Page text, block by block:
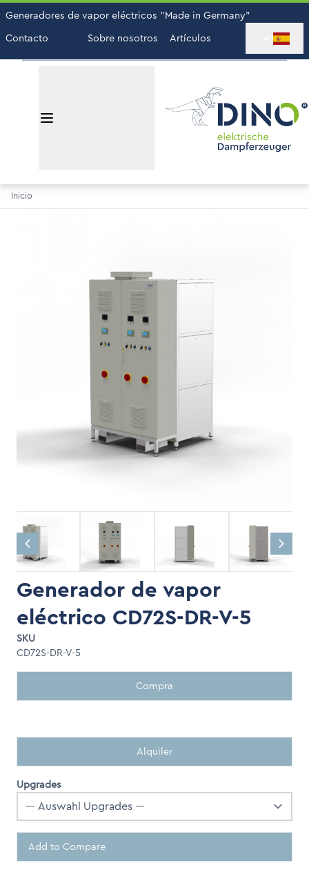
Generadores de vapor eléctricos "Made in Germany"
Contacto
Sobre nosotros Artículos
Inicio
Generador de vapor
eléctrico CD72S-DR-V-5
SKU
CD72S-DR-V-5
Compra
Alquiler
Upgrades
Add to Compare